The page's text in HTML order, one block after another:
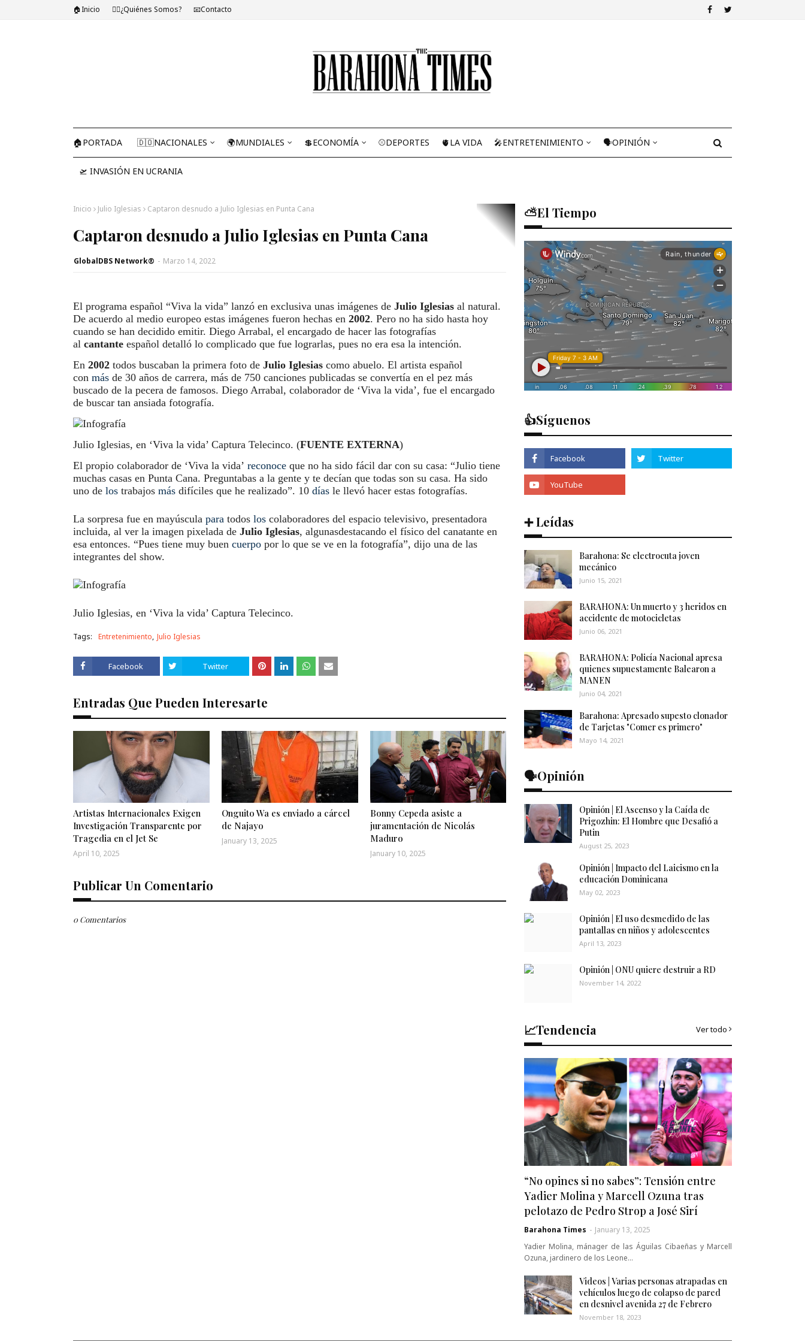
🏠Inicio 🤷‍♂️¿Quiénes Somos? 📧Contacto
🏠PORTADA 🇩🇴NACIONALES 🌍MUNDIALES 💲ECONOMÍA ⚾DEPORTES 🫀LA VIDA 🎤ENTRETENIMIENTO 🗣OPINIÓN
🛫 INVASIÓN EN UCRANIA
Inicio Julio Iglesias Captaron desnudo a Julio Iglesias en Punta Cana
Captaron desnudo a Julio Iglesias en Punta Cana
GlobalDBS Network® - Marzo 14, 2022
El programa español “Viva la vida” lanzó en exclusiva unas imágenes de Julio Iglesias al natural.
De acuerdo al medio europeo estas imágenes fueron hechas en 2002. Pero no ha sido hasta hoy
cuando se han decidido emitir. Diego Arrabal, el encargado de hacer las fotografías
al cantante español detalló lo complicado que fue lograrlas, pues no era esa la intención.
En 2002 todos buscaban la primera foto de Julio Iglesias como abuelo. El artista español
con más de 30 años de carrera, más de 750 canciones publicadas se convertía en el pez más
buscado de la pecera de famosos. Diego Arrabal, colaborador de ‘Viva la vida’, fue el encargado
de buscar tan ansiada fotografía.
Julio Iglesias, en ‘Viva la vida’ Captura Telecinco. (FUENTE EXTERNA)
El propio colaborador de ‘Viva la vida’ reconoce que no ha sido fácil dar con su casa: “Julio tiene
muchas casas en Punta Cana. Preguntabas a la gente y te decían que todas son su casa. Ha sido
uno de los trabajos más difíciles que he realizado”. 10 días le llevó hacer estas fotografías.
La sorpresa fue en mayúscula para todos los colaboradores del espacio televisivo, presentadora
incluida, al ver la imagen pixelada de Julio Iglesias, algunasdestacando el físico del canatante en
esa entonces. “Pues tiene muy buen cuerpo por lo que se ve en la fotografía”, dijo una de las
integrantes del show.
Julio Iglesias, en ‘Viva la vida’ Captura Telecinco.
Tags: Entretenimiento Julio Iglesias
Facebook Twitter
Entradas Que Pueden Interesarte
Artistas Internacionales Exigen
Investigación Transparente por
Tragedia en el Jet Se
April 10, 2025
Onguito Wa es enviado a cárcel
de Najayo
January 13, 2025
Bonny Cepeda asiste a
juramentación de Nicolás
Maduro
January 10, 2025
Publicar Un Comentario
0 Comentarios
⛅El Tiempo
👍Síguenos
➕ Leídas
Barahona: Se electrocuta joven
mecánico
Junio 15, 2021
BARAHONA: Un muerto y 3 heridos en
accidente de motocicletas
Junio 06, 2021
BARAHONA: Policía Nacional apresa
quienes supuestamente Balearon a
MANEN
Junio 04, 2021
Barahona: Apresado supesto clonador
de Tarjetas "Comer es primero"
Mayo 14, 2021
🗣️Opinión
Opinión | El Ascenso y la Caída de
Prigozhin: El Hombre que Desafió a
Putin
August 25, 2023
Opinión | Impacto del Laicismo en la
educación Dominicana
May 02, 2023
Opinión | El uso desmedido de las
pantallas en niños y adolescentes
April 13, 2023
Opinión | ONU quiere destruir a RD
November 14, 2022
📈Tendencia Ver todo
“No opines si no sabes”: Tensión entre
Yadier Molina y Marcell Ozuna tras
pelotazo de Pedro Strop a José Sirí
Barahona Times - January 13, 2025
Yadier Molina, mánager de las Águilas Cibaeñas y Marcell
Ozuna, jardinero de los Leone…
Videos | Varias personas atrapadas en
vehículos luego de colapso de pared
en desnivel avenida 27 de Febrero
November 18, 2023